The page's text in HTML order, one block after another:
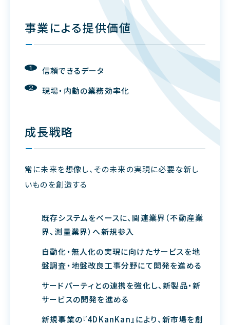
事業による提供価値
信頼できるデータ
現場・内勤の業務効率化
成長戦略
常に未来を想像し、その未来の実現に必要な新し
いものを創造する
既存システムをベースに、関連業界（不動産業
界、測量業界）へ新規参入
自動化・無人化の実現に向けたサービスを地
盤調査・地盤改良工事分野にて開発を進める
サードパーティとの連携を強化し、新製品・新
サービスの開発を進める
新規事業の『4DKanKan』により、新市場を創